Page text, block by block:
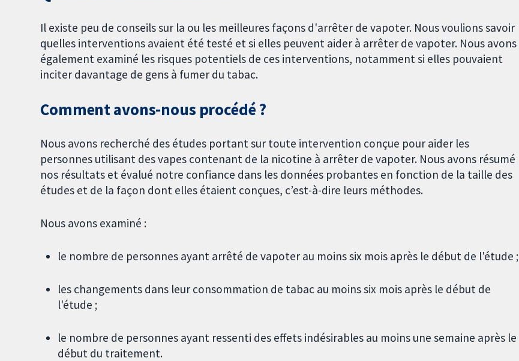
Il existe peu de conseils sur la ou les meilleures façons d'arrêter de vapoter. Nous voulions savoir
quelles interventions avaient été testé et si elles peuvent aider à arrêter de vapoter. Nous avons
également examiné les risques potentiels de ces interventions, notamment si elles pouvaient
inciter davantage de gens à fumer du tabac.
Comment avons-nous procédé ?
Nous avons recherché des études portant sur toute intervention conçue pour aider les
personnes utilisant des vapes contenant de la nicotine à arrêter de vapoter. Nous avons résumé
nos résultats et évalué notre confiance dans les données probantes en fonction de la taille des
études et de la façon dont elles étaient conçues, c’est-à-dire leurs méthodes.
Nous avons examiné :
le nombre de personnes ayant arrêté de vapoter au moins six mois après le début de l'étude ;
les changements dans leur consommation de tabac au moins six mois après le début de
l'étude ;
le nombre de personnes ayant ressenti des effets indésirables au moins une semaine après le
début du traitement.